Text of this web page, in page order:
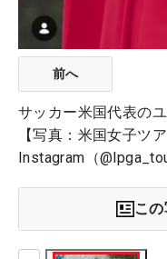
前へ
サッカー米国代表の
【写真：米国女子ツ
Instagram（
こ